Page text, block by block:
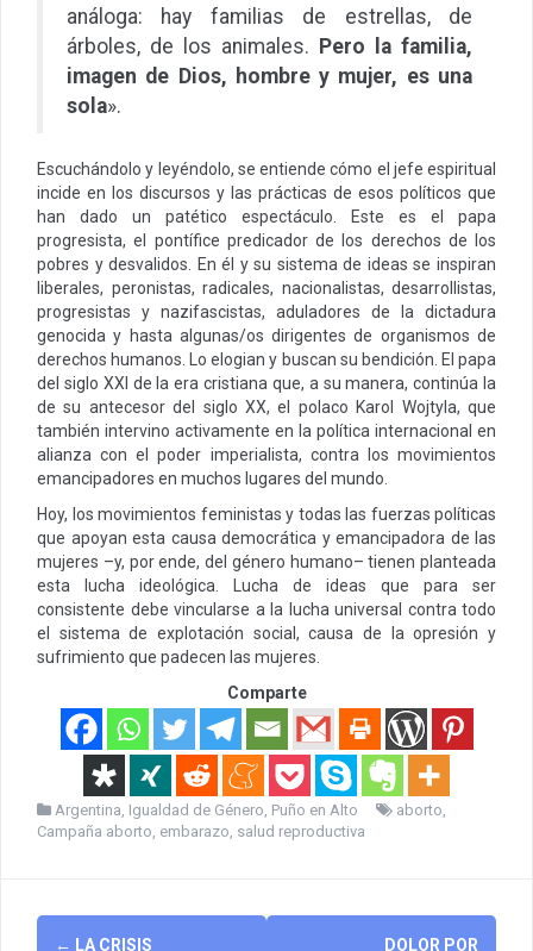
análoga: hay familias de estrellas, de
árboles, de los animales. Pero la familia,
imagen de Dios, hombre y mujer, es una
sola».
Escuchándolo y leyéndolo, se entiende cómo el jefe espiritual
incide en los discursos y las prácticas de esos políticos que
han dado un patético espectáculo. Este es el papa
progresista, el pontífice predicador de los derechos de los
pobres y desvalidos. En él y su sistema de ideas se inspiran
liberales, peronistas, radicales, nacionalistas, desarrollistas,
progresistas y nazifascistas, aduladores de la dictadura
genocida y hasta algunas/os dirigentes de organismos de
derechos humanos. Lo elogian y buscan su bendición. El papa
del siglo XXI de la era cristiana que, a su manera, continúa la
de su antecesor del siglo XX, el polaco Karol Wojtyla, que
también intervino activamente en la política internacional en
alianza con el poder imperialista, contra los movimientos
emancipadores en muchos lugares del mundo.
Hoy, los movimientos feministas y todas las fuerzas políticas
que apoyan esta causa democrática y emancipadora de las
mujeres –y, por ende, del género humano– tienen planteada
esta lucha ideológica. Lucha de ideas que para ser
consistente debe vincularse a la lucha universal contra todo
el sistema de explotación social, causa de la opresión y
sufrimiento que padecen las mujeres.
Comparte
Argentina Igualdad de Género Puño en Alto aborto
Campaña aborto embarazo salud reproductiva
Post
← LA CRISIS DOLOR POR